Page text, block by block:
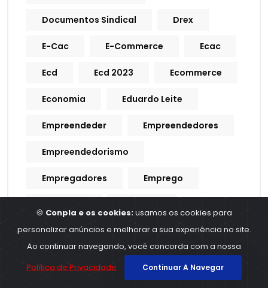
Documentos Sindical Drex
E-Cac E-Commerce Ecac
Ecd Ecd 2023 Ecommerce
Economia Eduardo Leite
Empreendeder Empreendedores
Empreendedorismo
Empregadores Emprego
Empresarial ERPS Escala
Escala De Trabalho
Escrituração Contabil
🍪 Conpla e os cookies:usamos os cookies para
personalizar anúncios e melhorar a sua experiência no site.
Ao continuar navegando, você concorda com a nossa
Política de Privacidade
Continuar A Navegar